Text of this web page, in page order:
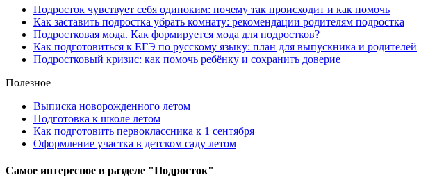
Подросток чувствует себя одиноким: почему так происходит и как помочь
Как заставить подростка убрать комнату: рекомендации родителям подростка
Подростковая мода. Как формируется мода для подростков?
Как подготовиться к ЕГЭ по русскому языку: план для выпускника и родителей
Подростковый кризис: как помочь ребёнку и сохранить доверие
Полезное
Выписка новорожденного летом
Подготовка к школе летом
Как подготовить первоклассника к 1 сентября
Оформление участка в детском саду летом
Самое интересное в разделе "Подросток"